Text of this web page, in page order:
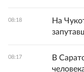
08:18
На
08:17
В